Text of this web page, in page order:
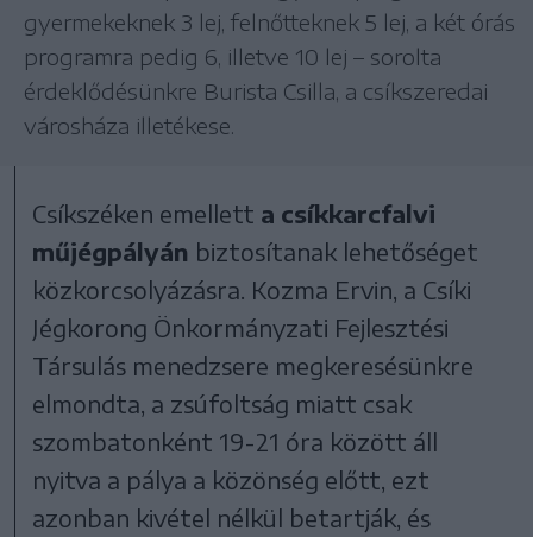
gyermekeknek 3 lej, felnőtteknek 5 lej, a két órás
programra pedig 6, illetve 10 lej – sorolta
érdeklődésünkre Burista Csilla, a csíkszeredai
városháza illetékese.
Csíkszéken emellett a csíkkarcfalvi
műjégpályán biztosítanak lehetőséget
közkorcsolyázásra. Kozma Ervin, a Csíki
Jégkorong Önkormányzati Fejlesztési
Társulás menedzsere megkeresésünkre
elmondta, a zsúfoltság miatt csak
szombatonként 19-21 óra között áll
nyitva a pálya a közönség előtt, ezt
azonban kivétel nélkül betartják, és